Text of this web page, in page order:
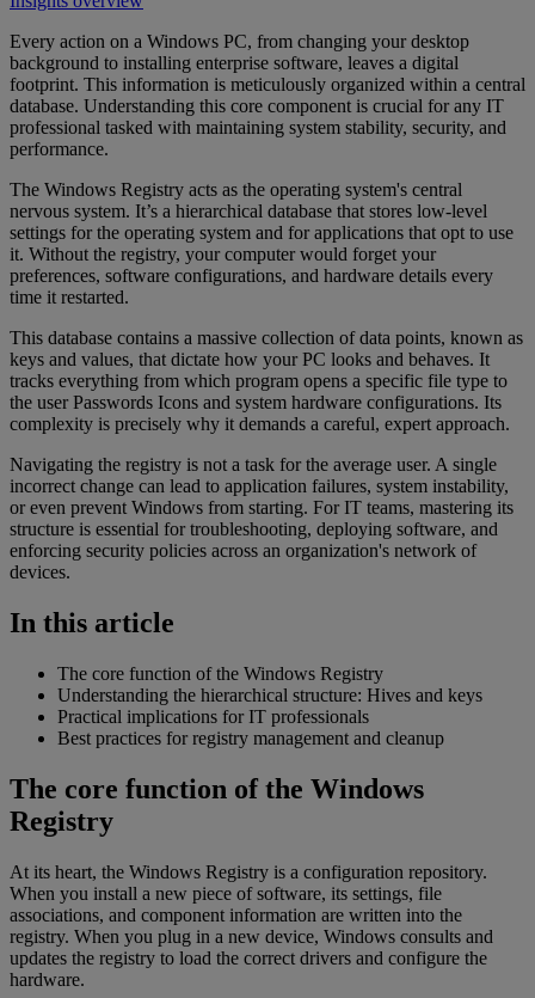
Every action on a Windows PC, from changing your desktop
background to installing enterprise software, leaves a digital
footprint. This information is meticulously organized within a central
database. Understanding this core component is crucial for any IT
professional tasked with maintaining system stability, security, and
performance.
The Windows Registry acts as the operating system's central
nervous system. It’s a hierarchical database that stores low-level
settings for the operating system and for applications that opt to use
it. Without the registry, your computer would forget your
preferences, software configurations, and hardware details every
time it restarted.
This database contains a massive collection of data points, known as
keys and values, that dictate how your PC looks and behaves. It
tracks everything from which program opens a specific file type to
the user Passwords Icons and system hardware configurations. Its
complexity is precisely why it demands a careful, expert approach.
Navigating the registry is not a task for the average user. A single
incorrect change can lead to application failures, system instability,
or even prevent Windows from starting. For IT teams, mastering its
structure is essential for troubleshooting, deploying software, and
enforcing security policies across an organization's network of
devices.
In this article
The core function of the Windows Registry
Understanding the hierarchical structure: Hives and keys
Practical implications for IT professionals
Best practices for registry management and cleanup
The core function of the Windows
Registry
At its heart, the Windows Registry is a configuration repository.
When you install a new piece of software, its settings, file
associations, and component information are written into the
registry. When you plug in a new device, Windows consults and
updates the registry to load the correct drivers and configure the
hardware.